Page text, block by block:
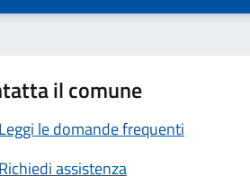
il comune
Leggi le domande frequenti
Richiedi assistenza